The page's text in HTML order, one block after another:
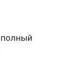
полный